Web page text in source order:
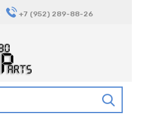
+7 (952) 289-88-26